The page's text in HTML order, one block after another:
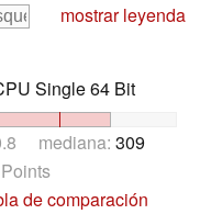
mostrar leyenda
Single 64 Bit
mediana: 309
de comparación